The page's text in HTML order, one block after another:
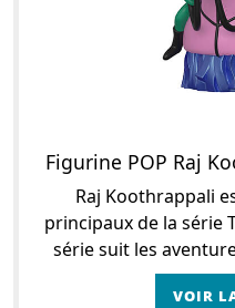
Figurine POP Raj
Raj Koothrappali
principaux de la série
série suit les
geeks qui travaillent
VOIR